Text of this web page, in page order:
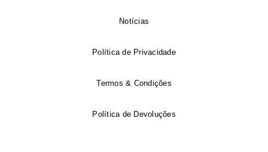
Notícias
Política de Privacidade
Termos & Condições
Política de Devoluções